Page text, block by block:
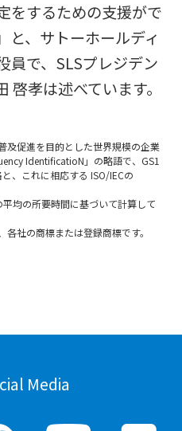
をするための支援がで
と、サトーホールディ
員で、SLSプレジデン
啓孝は述べています。
及促進を目的とした世界規模の企業
IdentificatioN」の略語で、GS1
、これに相応する ISO/IECの
均の所要時間に基づいて計算して
社の商標または登録商標です。
Media